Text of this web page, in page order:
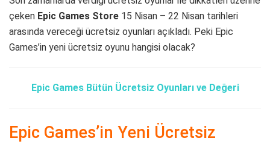
çeken Epic Games Store 15 Nisan – 22 Nisan tarihleri
arasında vereceği ücretsiz oyunları açıkladı. Peki Epic
Games’in yeni ücretsiz oyunu hangisi olacak?
Epic Games Bütün Ücretsiz Oyunları ve Değeri
Epic Games’in Yeni Ücretsiz